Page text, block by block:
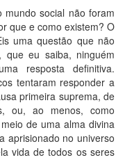
mundo social não foram
que e como existem? O
uma questão que não
eu saiba, ninguém
resposta definitiva.
tentaram responder a
primeira suprema, de
ou, ao menos, como
de uma alma divina
aprisionado no universo
vida de todos os seres